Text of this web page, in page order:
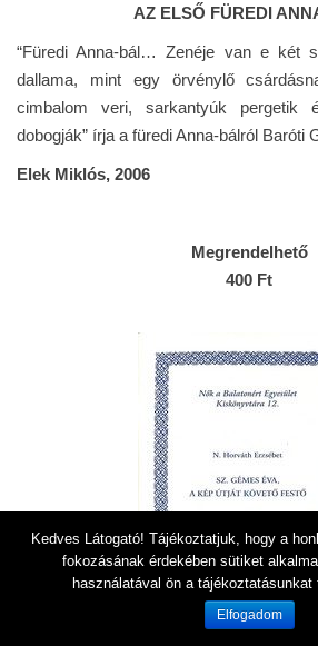
AZ ELSŐ FÜREDI
“Füredi Anna-bál… Zenéje van e két
dallama, mint egy örvénylő
cimbalom veri, sarkantyúk pergetik
dobogják” írja a füredi Anna-bálról Baróti
Elek Miklós, 2006
Megrendelhető
400 Ft
Kedves Látogató! Tájékoztatjuk, hogy a
fokozásának érdekében sütiket
használatával ön a
Elfogadom